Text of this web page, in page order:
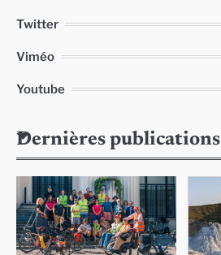
Twitter
Viméo
Youtube
Dernières publications